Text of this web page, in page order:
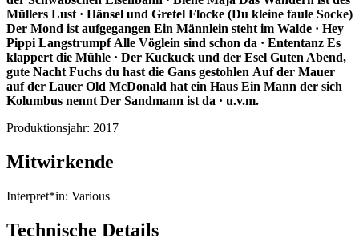
Müllers Lust · Hänsel und Gretel Flocke (Du kleine faule Socke)
Der Mond ist aufgegangen Ein Männlein steht im Walde · Hey
Pippi Langstrumpf Alle Vöglein sind schon da · Ententanz Es
klappert die Mühle · Der Kuckuck und der Esel Guten Abend,
gute Nacht Fuchs du hast die Gans gestohlen Auf der Mauer
auf der Lauer Old McDonald hat ein Haus Ein Mann der sich
Kolumbus nennt Der Sandmann ist da · u.v.m.
Produktionsjahr: 2017
Mitwirkende
Interpret*in: Various
Technische Details